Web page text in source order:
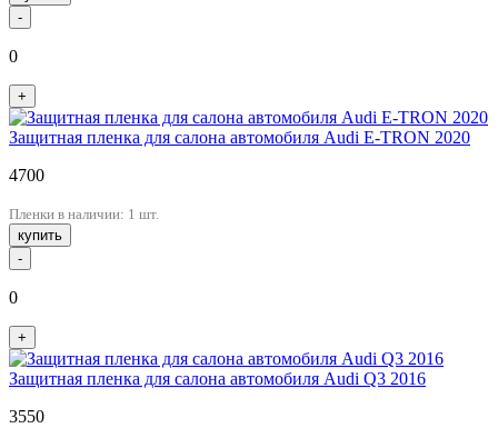
-
0
+
Защитная пленка для салона автомобиля Audi E-TRON 2020
4700
Пленки в наличии: 1 шт.
купить
-
0
+
Защитная пленка для салона автомобиля Audi Q3 2016
3550